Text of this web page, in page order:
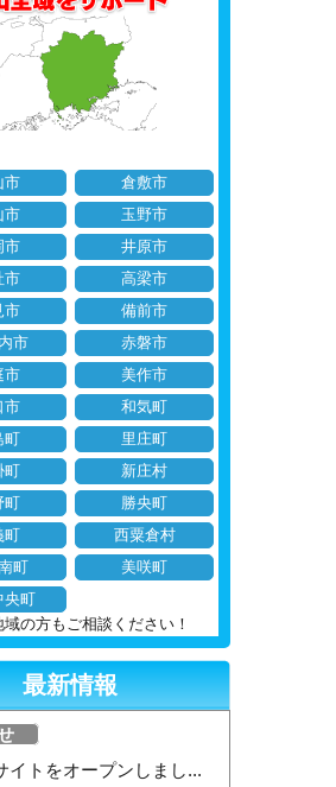
市
倉敷市
市
玉野市
市
井原市
市
高梁市
市
備前市
市
赤磐市
市
美作市
市
和気町
町
里庄町
町
新庄村
町
勝央町
町
西粟倉村
町
美咲町
央町
の方もご相談ください！
最新情報
イトをオープンしまし...